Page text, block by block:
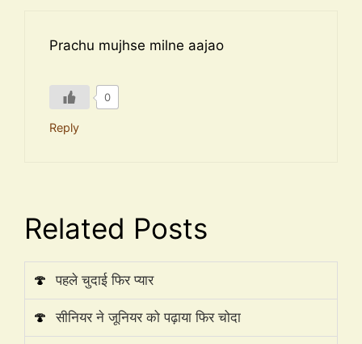
Prachu mujhse milne aajao
0
Reply
Related Posts
🍄 पहले चुदाई फिर प्यार
🍄 सीनियर ने जूनियर को पढ़ाया फिर चोदा